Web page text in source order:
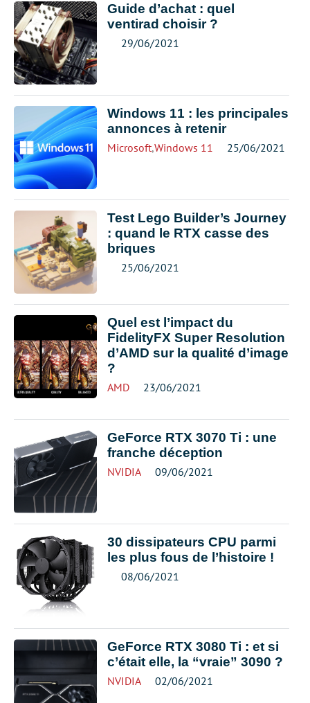
Guide d’achat : quel
ventirad choisir ?
29/06/2021
Windows 11 : les principales
annonces à retenir
Microsoft,Windows 11 25/06/2021
Test Lego Builder’s Journey
: quand le RTX casse des
briques
25/06/2021
Quel est l’impact du
FidelityFX Super Resolution
d’AMD sur la qualité d’image
?
AMD 23/06/2021
GeForce RTX 3070 Ti : une
franche déception
NVIDIA 09/06/2021
30 dissipateurs CPU parmi
les plus fous de l’histoire !
08/06/2021
GeForce RTX 3080 Ti : et si
c’était elle, la “vraie” 3090 ?
NVIDIA 02/06/2021